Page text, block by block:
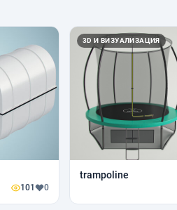
101 0
3D И ВИЗУАЛИЗАЦИЯ
trampoline